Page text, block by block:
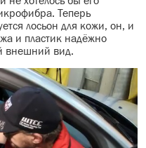
Теперь
лосьон для кожи, он, и
и пластик надёжно
внешний вид.